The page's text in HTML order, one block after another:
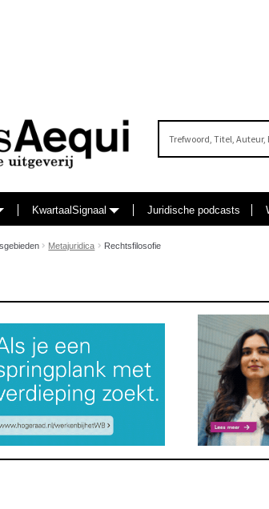
KwartaalSignaal Juridische podcasts
Metajuridica Rechtsfilosofie